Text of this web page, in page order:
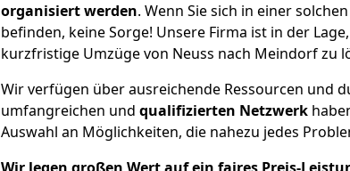
organisiert werden. Wenn Sie sich in einer
befinden, keine Sorge! Unsere Firma ist in der
kurzfristige Umzüge von Neuss nach Meindorf zu
Wir verfügen über ausreichende Ressourcen und
umfangreichen und qualifizierten Netzwerk
Auswahl an Möglichkeiten, die nahezu jedes